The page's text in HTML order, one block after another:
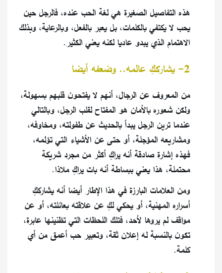
هذه التفاصيل الصغيرة هي لغة الحب عنده، فالرجل حين
يحب لا يكتفي بالكلمات، بل يعبر بالفعل، وبالرعاية، وبذلك
الاهتمام الذي يبدو عاديا لكنه يعني الكثير.
2- يشارككِ عالمه.. وضعفه أيضا
من المعروف عن الرجال، أنهم لا يفتحون قلبهم بسهولة،
ولكن شعوره بالأمان هو المفتاح لقلب الرجل، وبالتالي
عندما ترين الرجل يبدأ بالحديث عن طفولته، ومخاوفه،
ومشاريعه المؤجلة، أو حتى عن الأشياء التي تؤلمه،
فهذه إشارة صادقة أنه يراكِ أكثر من مجرد شريكة
محتملة، هذا يعني ببساطة أنه بات يراكِ ملاذا.
ومن العلامات البارزة في هذا الإطار أيضا أنه يشارككِ
أسراره المهنية، أو يحكي لكِ عن علاقته بعائلته، أو عن
مواقف لم يروها لأحد، فتلك اللحظات التي تظنينها عابرة،
تكون بالنسبة له إعلان ثقة، وتعبير حب أعمق من أي
كلمة.